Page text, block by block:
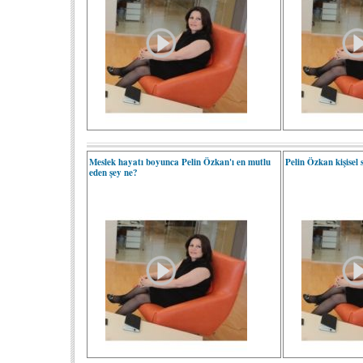
Meslek hayatı boyunca Pelin Özkan'ı en mutlu
eden şey ne?
Pelin Özkan kişisel